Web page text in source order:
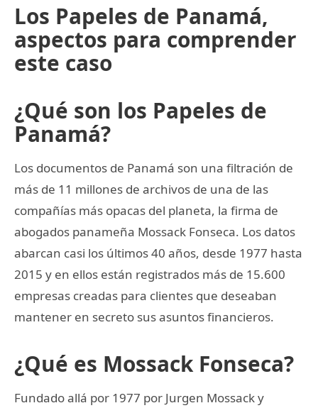
Los Papeles de Panamá,
aspectos para comprender
este caso
¿Qué son los Papeles de
Panamá?
Los documentos de Panamá son una filtración de
más de 11 millones de archivos de una de las
compañías más opacas del planeta, la firma de
abogados panameña Mossack Fonseca. Los datos
abarcan casi los últimos 40 años, desde 1977 hasta
2015 y en ellos están registrados más de 15.600
empresas creadas para clientes que deseaban
mantener en secreto sus asuntos financieros.
¿Qué es Mossack Fonseca?
Fundado allá por 1977 por Jurgen Mossack y